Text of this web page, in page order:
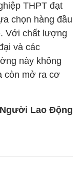
THPT đạt
chọn hàng đầu
Với chất lượng
và các
này không
còn mở ra cơ
Lao Động